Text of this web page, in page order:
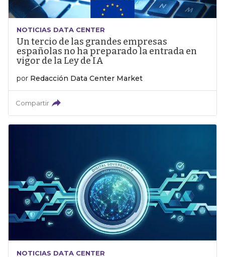
NOTICIAS DATA CENTER
Un tercio de las grandes empresas
españolas no ha preparado la entrada en
vigor de la Ley de IA
por Redacción Data Center Market
Compartir
NOTICIAS DATA CENTER